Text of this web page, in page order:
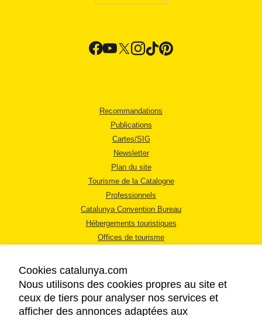
Recommandations
Publications
Cartes/SIG
Newsletter
Plan du site
Tourisme de la Catalogne
Professionnels
Catalunya Convention Bureau
Hébergements touristiques
Offices de tourisme
Cookies catalunya.com
Nous utilisons des cookies propres au site et
ceux de tiers pour analyser nos services et
afficher des annonces adaptées aux